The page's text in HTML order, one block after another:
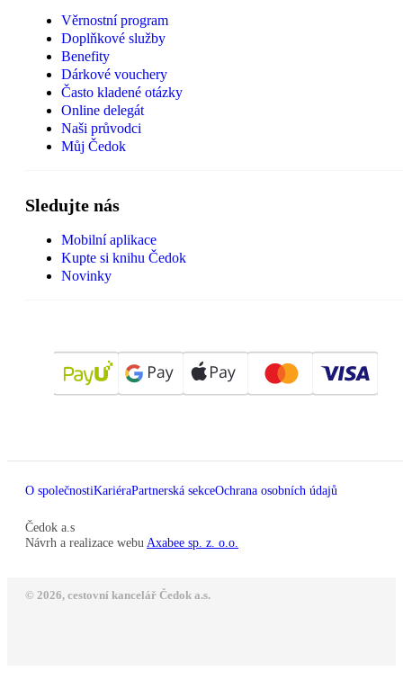
Věrnostní program
Doplňkové služby
Benefity
Dárkové vouchery
Často kladené otázky
Online delegát
Naši průvodci
Můj Čedok
Sledujte nás
Mobilní aplikace
Kupte si knihu Čedok
Novinky
O společnostiKariéraPartnerská sekceOchrana osobních údajů
Čedok a.s
Návrh a realizace webu Axabee sp. z. o.o.
© 2026, cestovní kancelář Čedok a.s.